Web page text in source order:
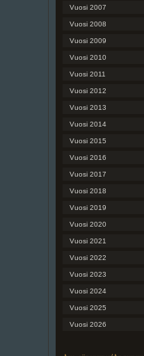
Vuosi 2007
Vuosi 2008
Vuosi 2009
Vuosi 2010
Vuosi 2011
Vuosi 2012
Vuosi 2013
Vuosi 2014
Vuosi 2015
Vuosi 2016
Vuosi 2017
Vuosi 2018
Vuosi 2019
Vuosi 2020
Vuosi 2021
Vuosi 2022
Vuosi 2023
Vuosi 2024
Vuosi 2025
Vuosi 2026